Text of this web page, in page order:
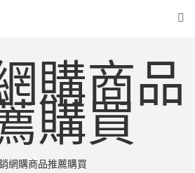
購商品
購買
網購商品推薦購買